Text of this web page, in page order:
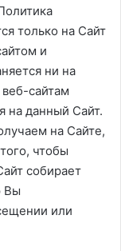
только на Сайт
и
ни на
сайтам
на данный Сайт.
на Сайте,
чтобы
собирает
Вы
или